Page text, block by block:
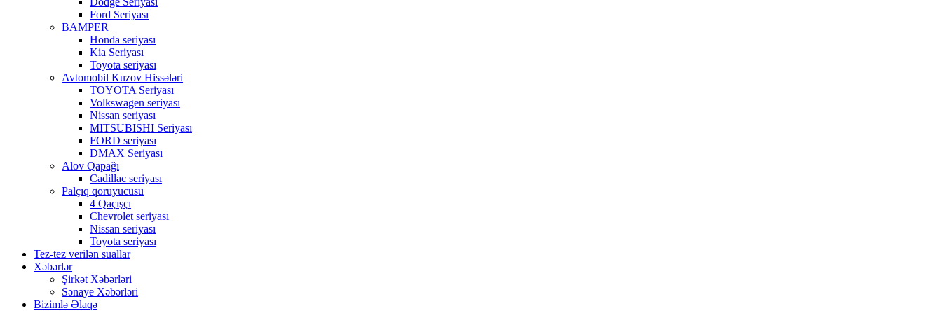
Ford Seriyası
BAMPER
Honda seriyası
Kia Seriyası
Toyota seriyası
Avtomobil Kuzov Hissələri
TOYOTA Seriyası
Volkswagen seriyası
Nissan seriyası
MITSUBISHI Seriyası
FORD seriyası
DMAX Seriyası
Alov Qapağı
Cadillac seriyası
Palçıq qoruyucusu
4 Qaçışçı
Chevrolet seriyası
Nissan seriyası
Toyota seriyası
Tez-tez verilən suallar
Xəbərlər
Şirkət Xəbərləri
Sənaye Xəbərləri
Bizimlə Əlaqə